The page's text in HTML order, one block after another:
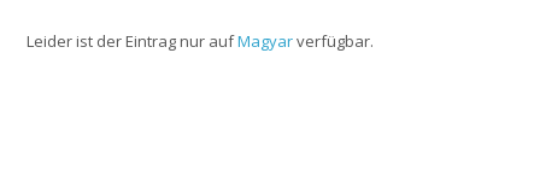
Leider ist der Eintrag nur aufMagyarverfügbar.